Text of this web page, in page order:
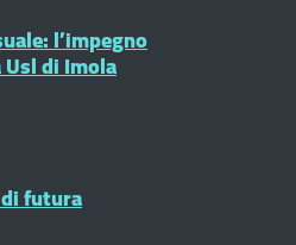
l’impegno
di Imola
futura